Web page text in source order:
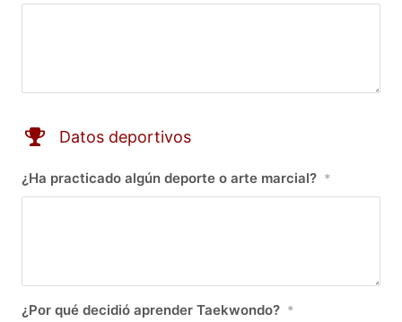
Datos deportivos
¿Ha practicado algún deporte o arte marcial? *
¿Por qué decidió aprender Taekwondo? *